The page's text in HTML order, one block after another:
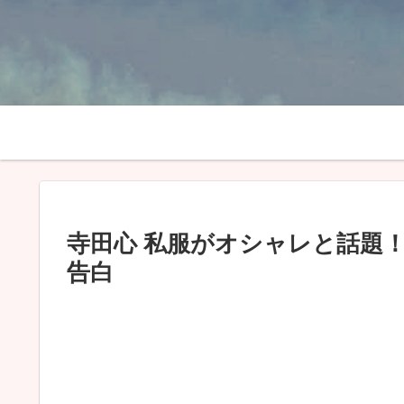
寺田心 私服がオシャレと話題
告白